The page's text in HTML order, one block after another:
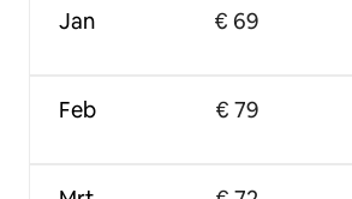
Jan
Feb
€ 69
€ 79